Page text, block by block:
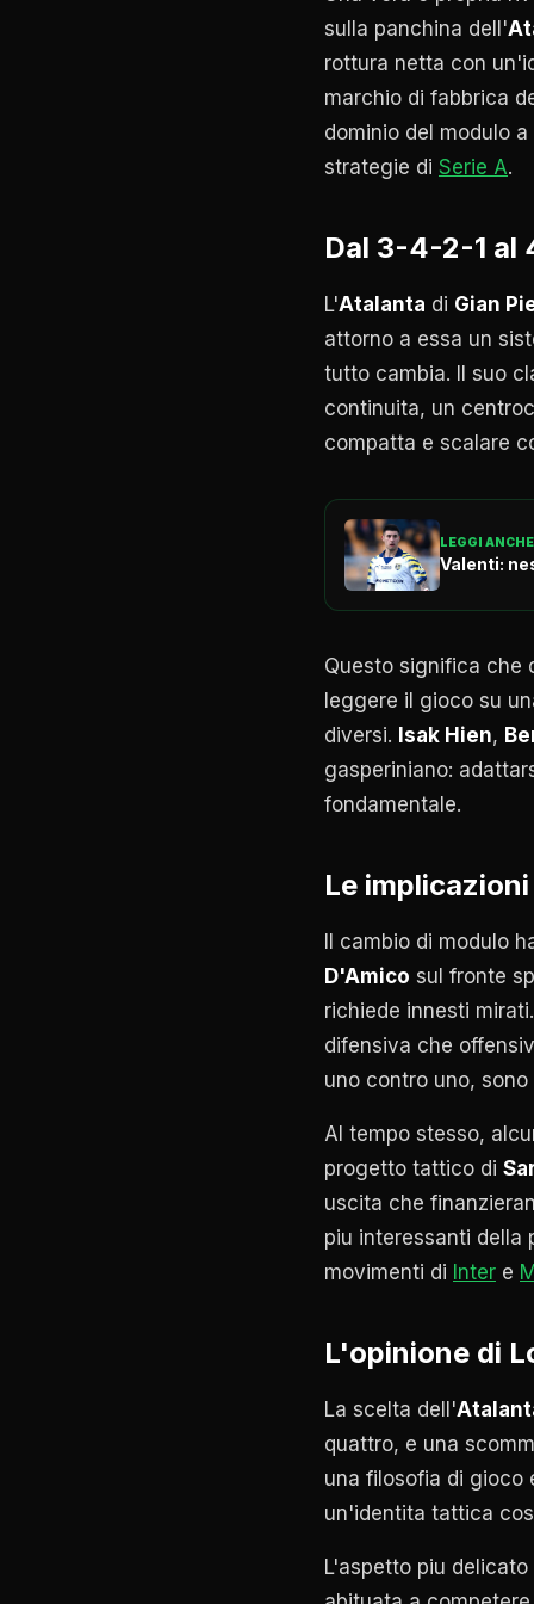
sulla panchina dell'
rottura netta con
marchio di fabbrica
dominio del modulo
strategie di Serie A.
Dal 3-4-2-1 al
L'Atalanta di Gian
attorno a essa un
tutto cambia. Il suo
continuita, un
compatta e scalare
LEGGI ANCHE
Valenti:
Questo significa che
leggere il gioco su
diversi. Isak Hien,
gasperiniano:
fondamentale.
Le
Il cambio di modulo
D'Amico sul fronte
richiede innesti
difensiva che
uno contro uno,
Al tempo stesso,
progetto tattico di
uscita che
piu interessanti della
movimenti di Inter e
L'opinione di
La scelta dell'
quattro, e una
una filosofia di gioco
un'identita tattica
L'aspetto piu